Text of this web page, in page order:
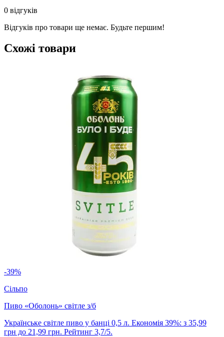
0 відгуків
Відгуків про товари ще немає. Будьте першим!
Схожі товари
-39%
Сільпо
Пиво «Оболонь» світле з/б
Українське світле пиво у банці 0,5 л. Економія 39%: з 35,99
грн до 21,99 грн. Рейтинг 3,7/5.